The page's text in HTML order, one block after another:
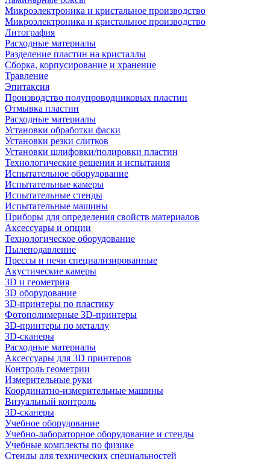
Микроэлектроника и кристальное производство
Микроэлектроника и кристальное производство
Литография
Расходные материалы
Разделение пластин на кристаллы
Сборка, корпусирование и хранение
Травление
Эпитаксия
Производство полупроводниковых пластин
Отмывка пластин
Расходные материалы
Установки обработки фаски
Установки резки слитков
Установки шлифовки/полировки пластин
Технологические решения и испытания
Испытательное оборудование
Испытательные камеры
Испытательные стенды
Испытательные машины
Приборы для определения свойств материалов
Аксессуары и опции
Технологическое оборудование
Пылеподавление
Прессы и печи специализированные
Акустические камеры
3D и геометрия
3D оборудование
3D-принтеры по пластику
Фотополимерные 3D-принтеры
3D-принтеры по металлу
3D-сканеры
Расходные материалы
Аксессуары для 3D принтеров
Контроль геометрии
Измерительные руки
Координатно-измерительные машины
Визуальный контроль
3D-сканеры
Учебное оборудование
Учебно-лабораторное оборудование и стенды
Учебные комплекты по физике
Стенды для технических специальностей